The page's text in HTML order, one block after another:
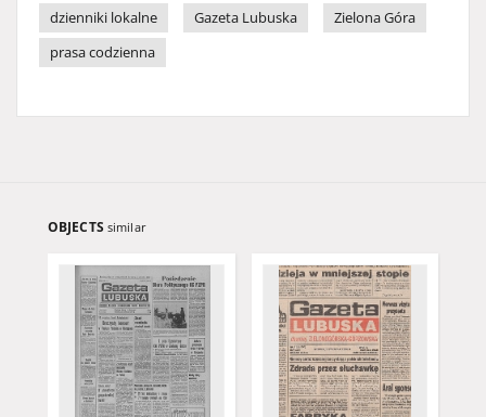
dzienniki lokalne
Gazeta Lubuska
Zielona Góra
prasa codzienna
OBJECTS similar